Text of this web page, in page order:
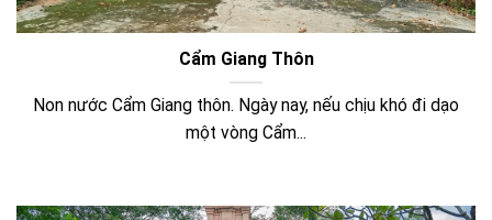
Cẩm Giang Thôn
Non nước Cẩm Giang thôn. Ngày nay, nếu chịu khó đi dạo
một vòng Cẩm...